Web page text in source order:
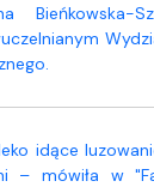
Bieńkowska-
idące
– mówiła w